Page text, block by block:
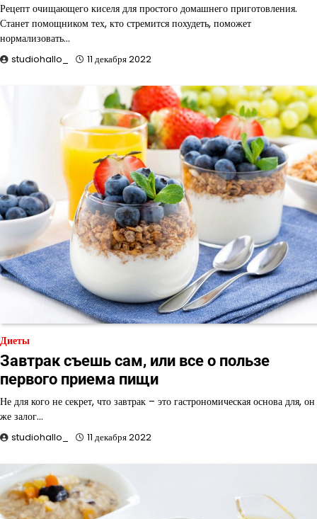
Рецепт очищающего киселя для простого домашнего приготовления.
Станет помощником тех, кто стремится похудеть, поможет
нормализовать…
studiohallo_ 11 декабря 2022
Диеты
Завтрак съешь сам, или все о пользе
первого приема пищи
Не для кого не секрет, что завтрак – это гастрономическая основа для, он
же залог…
studiohallo_ 11 декабря 2022